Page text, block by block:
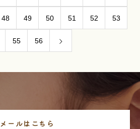
48 49 50 51 52 53
55 56
メールはこちら